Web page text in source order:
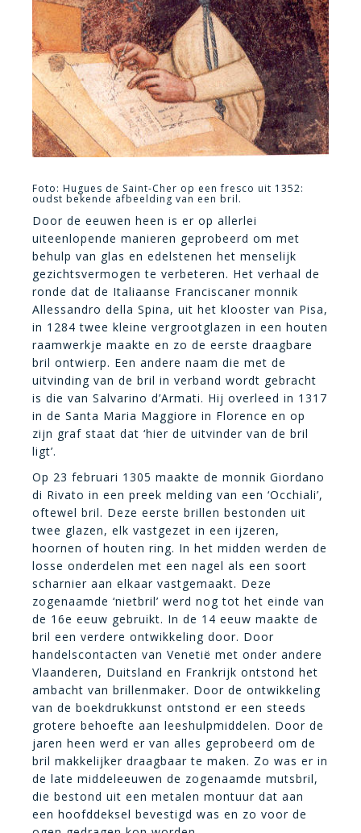
Foto: Hugues de Saint-Cher op een fresco uit 1352:
oudst bekende afbeelding van een bril.
Door de eeuwen heen is er op allerlei
uiteenlopende manieren geprobeerd om met
behulp van glas en edelstenen het menselijk
gezichtsvermogen te verbeteren. Het verhaal de
ronde dat de Italiaanse Franciscaner monnik
Allessandro della Spina, uit het klooster van Pisa,
in 1284 twee kleine vergrootglazen in een houten
raamwerkje maakte en zo de eerste draagbare
bril ontwierp. Een andere naam die met de
uitvinding van de bril in verband wordt gebracht
is die van Salvarino d’Armati. Hij overleed in 1317
in de Santa Maria Maggiore in Florence en op
zijn graf staat dat ‘hier de uitvinder van de bril
ligt’.
Op 23 februari 1305 maakte de monnik Giordano
di Rivato in een preek melding van een ‘Occhiali’,
oftewel bril. Deze eerste brillen bestonden uit
twee glazen, elk vastgezet in een ijzeren,
hoornen of houten ring. In het midden werden de
losse onderdelen met een nagel als een soort
scharnier aan elkaar vastgemaakt. Deze
zogenaamde ‘nietbril’ werd nog tot het einde van
de 16e eeuw gebruikt. In de 14 eeuw maakte de
bril een verdere ontwikkeling door. Door
handelscontacten van Venetië met onder andere
Vlaanderen, Duitsland en Frankrijk ontstond het
ambacht van brillenmaker. Door de ontwikkeling
van de boekdrukkunst ontstond er een steeds
grotere behoefte aan leeshulpmiddelen. Door de
jaren heen werd er van alles geprobeerd om de
bril makkelijker draagbaar te maken. Zo was er in
de late middeleeuwen de zogenaamde mutsbril,
die bestond uit een metalen montuur dat aan
een hoofddeksel bevestigd was en zo voor de